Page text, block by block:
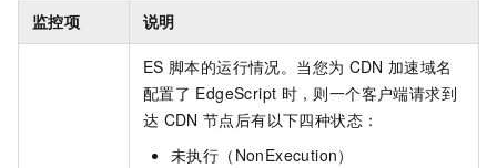
监控项 说明
ES 脚本的运行情况。当您为 CDN 加速域名
配置了 EdgeScript 时，则一个客户端请求到
达 CDN 节点后有以下四种状态：
未执行（NonExecution）